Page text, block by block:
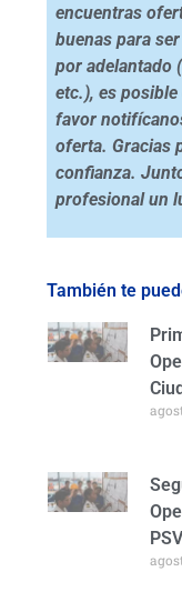
encuentras
buenas para
por adelantado
etc.), es
favor
oferta. Gracias
confianza.
profesional un
También te